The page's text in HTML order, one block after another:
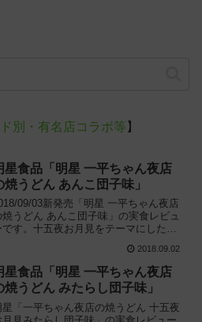
別・有名店コラボ等 】
星食品「明星 一平ちゃん夜店
焼うどん あんこ団子味」
09/03新発売「明星 一平ちゃん夜店
焼うどん あんこ団子味」の実食レビュ
です。十五夜お月見をテーマにした和
が爆誕! 実際に食べてみた感想を写真付
丁寧にお伝えします。
2018.09.02
星食品「明星 一平ちゃん夜店
焼うどん みたらし団子味」
星「一平ちゃん夜店の焼うどん 十五夜